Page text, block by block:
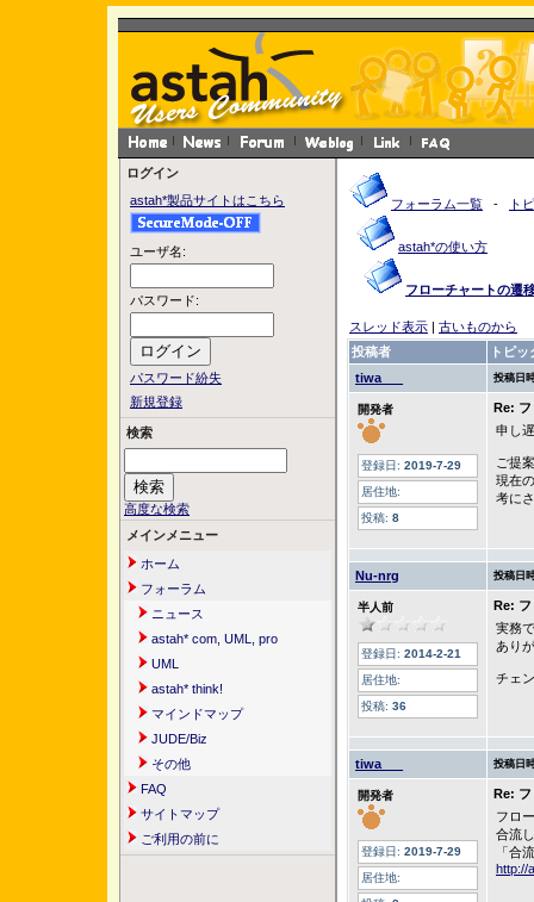
ログイン
astah*製品サイトはこちら
ユーザ名:
パスワード:
パスワード紛失
新規登録
検索
高度な検索
メインメニュー
ホーム
フォーラム
ニュース
astah* com, UML, pro
UML
astah* think!
マインドマップ
JUDE/Biz
その他
FAQ
サイトマップ
ご利用の前に
フォーラム一覧 - ト
astah*の使い方
フローチャートの遷
スレッド表示 | 古いものから
投稿者
トピッ
tiwa___
投稿日
開発者
登録日: 2019-7-29
居住地:
投稿: 8
Re: フ
申し
ご提
現在
考に
Nu-nrg 投稿日
半人前
登録日: 2014-2-21
居住地:
投稿: 36
Re: フ
実務
あり
チェ
tiwa___ 投稿日
開発者
登録日: 2019-7-29
居住地:
Re: フ
フロ
合流
「合
http://